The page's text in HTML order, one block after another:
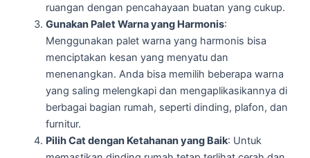
ruangan dengan pencahayaan buatan yang cukup.
Gunakan Palet Warna yang Harmonis:
Menggunakan palet warna yang harmonis bisa
menciptakan kesan yang menyatu dan
menenangkan. Anda bisa memilih beberapa warna
yang saling melengkapi dan mengaplikasikannya di
berbagai bagian rumah, seperti dinding, plafon, dan
furnitur.
Pilih Cat dengan Ketahanan yang Baik: Untuk